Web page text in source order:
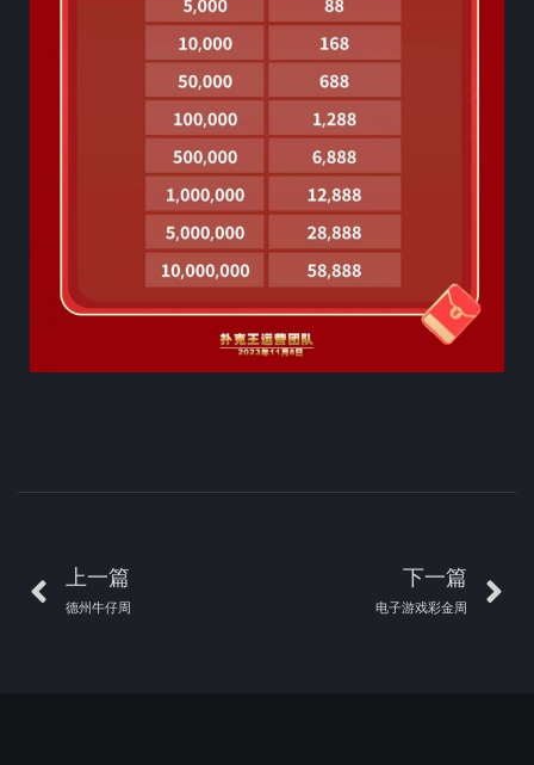
上一篇
德州牛仔周
下一篇
电子游戏彩金周